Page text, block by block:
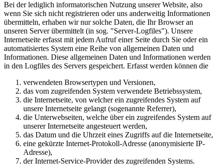
Bei der lediglich informatorischen Nutzung unserer Website, also
wenn Sie sich nicht registrieren oder uns anderweitig Informationen
übermitteln, erhaben wir nur solche Daten, die Ihr Browser an
unseren Server übermittelt (in sog. "Server-Logfiles"). Unsere
Internetseite erfasst mit jedem Aufruf einer Seite durch Sie oder ein
automatisiertes System eine Reihe von allgemeinen Daten und
Informationen. Diese allgemeinen Daten und Informationen werden
in den Logfiles des Servers gespeichert. Erfasst werden können die
verwendeten Browsertypen und Versionen,
das vom zugreifenden System verwendete Betriebssystem,
die Internetseite, von welcher ein zugreifendes System auf
unsere Internetseite gelangt (sogenannte Referrer),
die Unterwebseiten, welche über ein zugreifendes System auf
unserer Internetseite angesteuert werden,
das Datum und die Uhrzeit eines Zugriffs auf die Internetseite,
eine gekürzte Internet-Protokoll-Adresse (anonymisierte IP-
Adresse),
der Internet-Service-Provider des zugreifenden Systems.